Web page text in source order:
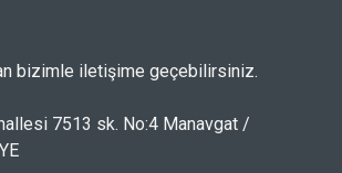
bizimle iletişime geçebilirsiniz.
7513 sk. No:4 Manavgat /